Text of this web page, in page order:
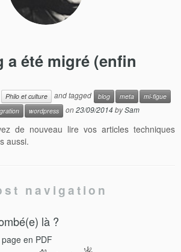
a été migré (enfin
Philo et culture and tagged blog meta
mi-figue
wordpress on23/09/2014bySam
de nouveau lire vos articles techniques
aussi.
navigation
là ?
en PDF